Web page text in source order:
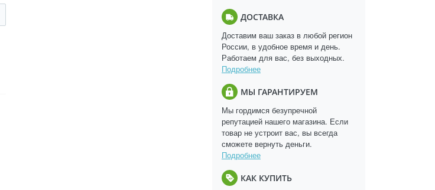
ДОСТАВКА
Доставим ваш заказ в любой регион
России, в удобное время и день.
Работаем для вас, без выходных.
Подробнее
МЫ ГАРАНТИРУЕМ
Мы гордимся безупречной
репутацией нашего магазина. Если
товар не устроит вас, вы всегда
сможете вернуть деньги.
Подробнее
КАК КУПИТЬ